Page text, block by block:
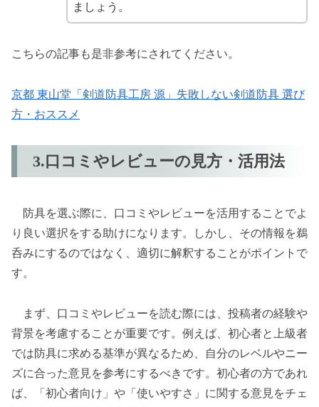
ましょう。
こちらの記事も是非参考にされてください。
京都 東山堂「剣道防具工房 源」失敗しない剣道防具 選び
方・おススメ
3.口コミやレビューの見方・活用法
防具を選ぶ際に、口コミやレビューを活用することでよ
り良い選択をする助けになります。しかし、その情報を鵜
呑みにするのではなく、適切に解釈することがポイントで
す。
まず、口コミやレビューを読む際には、投稿者の経験や
背景を考慮することが重要です。例えば、初心者と上級者
では防具に求める基準が異なるため、自分のレベルやニー
ズに合った意見を参考にするべきです。初心者の方であれ
ば、「初心者向け」や「使いやすさ」に関する意見をチェ